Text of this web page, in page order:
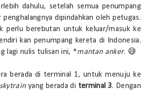
dahulu, setelah semua penumpang
penghalangnya dipindahkan oleh petugas.
perlu berebutan untuk keluar/masuk ke
kan penumpang kereta di Indonesia.
lagi nulis tulisan ini, *mantan anker. 😅
berada di terminal 1, untuk menuju ke
skytrainyang berada di terminal 3. Dengan